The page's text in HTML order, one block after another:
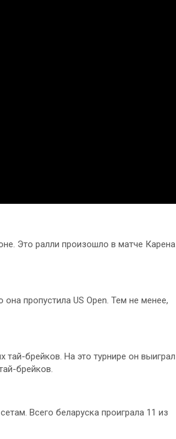
Это ралли произошло в матче Карена
пропустила US Open. Тем не менее,
тай-брейков. На это турнире он выиграл
брейков.
Всего беларуска проиграла 11 из